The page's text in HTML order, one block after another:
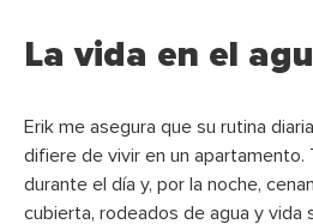
La vida en el
Erik me asegura que su rutina
difiere de vivir en un apartamento.
durante el día y, por la noche,
cubierta, rodeados de agua y vida